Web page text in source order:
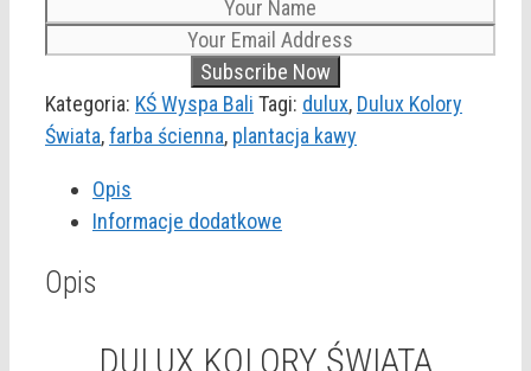
Kategoria: KŚ Wyspa Bali Tagi: dulux, Dulux Kolory
Świata,farba ścienna, plantacja kawy
Opis
Informacje dodatkowe
Opis
DULUX KOLORY ŚWIATA